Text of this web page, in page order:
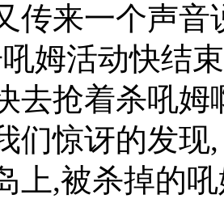
传来一个声音
姆活动快结
去抢着杀吼姆
们惊讶的发现,
上,被杀掉的